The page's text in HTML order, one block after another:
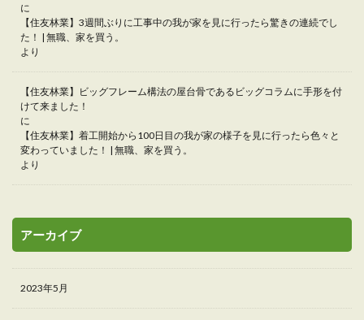
に
【住友林業】3週間ぶりに工事中の我が家を見に行ったら驚きの連続でし
た！ | 無職、家を買う。
より
【住友林業】ビッグフレーム構法の屋台骨であるビッグコラムに手形を付
けて来ました！
に
【住友林業】着工開始から100日目の我が家の様子を見に行ったら色々と
変わっていました！ | 無職、家を買う。
より
アーカイブ
2023年5月